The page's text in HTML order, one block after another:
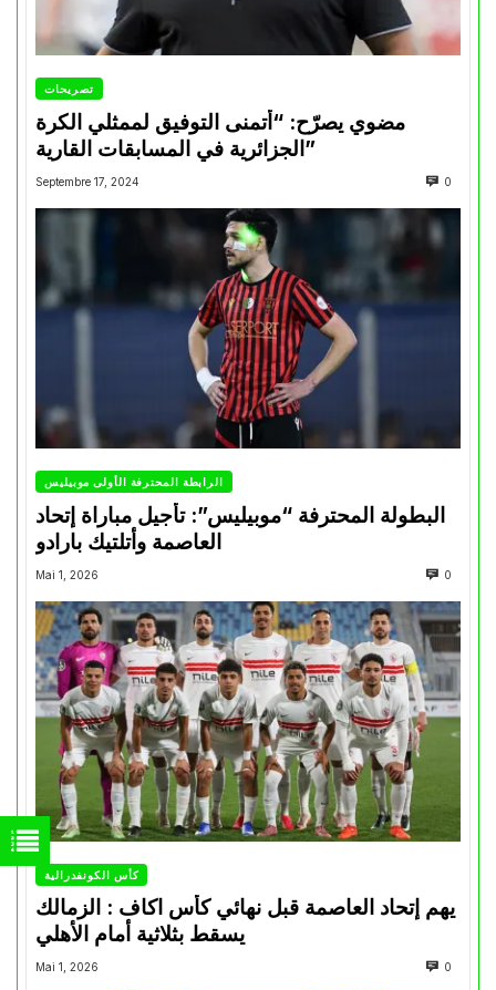
تصريحات
مضوي يصرّح: “أتمنى التوفيق لممثلي الكرة
الجزائرية في المسابقات القارية”
Septembre 17, 2024 0
الرابطة المحترفة الأولى موبيليس
البطولة المحترفة “موبيليس”: تأجيل مباراة إتحاد
العاصمة وأتلتيك بارادو
Mai 1, 2026 0
كأس الكونفدرالية
يهم إتحاد العاصمة قبل نهائي كأس اكاف : الزمالك
Mai 1, 2026 0